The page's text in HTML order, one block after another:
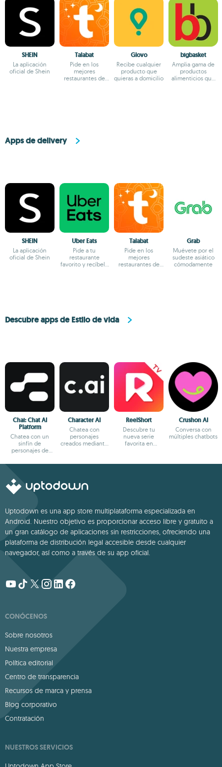
SHEIN
La aplicación
oficial de Shein
Talabat
Pide en los
mejores
restaurantes de
Glovo
Recibe cualquier
producto que
quieras a domicilio
bigbasket
Amplia gama de
productos
alimenticios que
Apps de delivery
SHEIN
La aplicación
oficial de Shein
Uber Eats
Pide a tu
restaurante
favorito y recíbelo
Talabat
Pide en los
mejores
restaurantes de
Grab
Muévete por el
sudeste asiático
cómodamente
Descubre apps de Estilo de vida
Chai: Chat AI
Platform
Chatea con un
sinfín de
personajes de
Character AI
Chatea con
personajes
creados mediante
ReelShort
Descubre tu
nueva serie
favorita en
Crushon AI
Conversa con
múltiples chatbots
Uptodown es una app store multiplataforma especializada en
Android. Nuestro objetivo es proporcionar acceso libre y gratuito a
un gran catálogo de aplicaciones sin restricciones, ofreciendo una
plataforma de distribución legal accesible desde cualquier
navegador, así como a través de su app oficial.
CONÓCENOS
Sobre nosotros
Nuestra empresa
Política editorial
Centro de transparencia
Recursos de marca y prensa
Blog corporativo
Contratación
NUESTROS SERVICIOS